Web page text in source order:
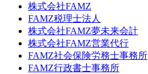
株式会社FAMZ
FAMZ税理士法人
株式会社FAMZ夢未来会計
株式会社FAMZ営業代行
FAMZ社会保険労務士事務所
FAMZ行政書士事務所